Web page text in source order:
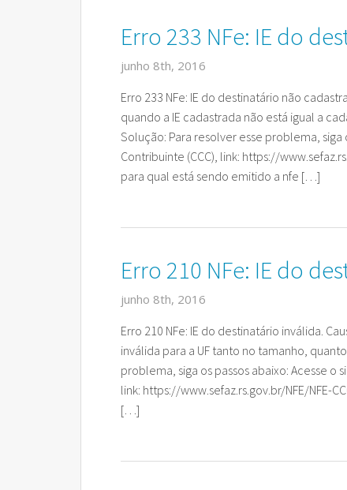
Erro 233 NFe: IE do
junho 8th, 2016
Erro 233 NFe: IE do destinatário não
quando a IE cadastrada não está igual a
Solução: Para resolver esse problema,
Contribuinte (CCC), link: https://
para qual está sendo emitido a nfe […]
Erro 210 NFe: IE do
junho 8th, 2016
Erro 210 NFe: IE do destinatário inválida.
inválida para a UF tanto no tamanho,
problema, siga os passos abaixo: Acesse o
link: https://www.sefaz.rs.gov.br/NFE/NFE-
[…]